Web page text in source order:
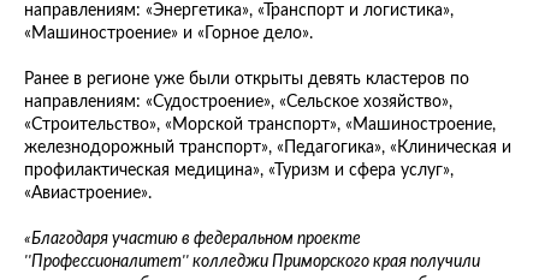
направлениям: «Энергетика», «Транспорт и логистика»,
«Машиностроение» и «Горное дело».
Ранее в регионе уже были открыты девять кластеров по
направлениям: «Судостроение», «Сельское хозяйство»,
«Строительство», «Морской транспорт», «Машиностроение,
железнодорожный транспорт», «Педагогика», «Клиническая и
профилактическая медицина», «Туризм и сфера услуг»,
«Авиастроение».
«Благодаря участию в федеральном проекте
''Профессионалитет'' колледжи Приморского края получили